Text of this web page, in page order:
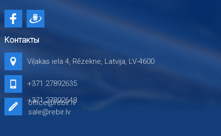
Контакты
Viļakas iela 4, Rēzekne, Latvija, LV-4600
+371 27892635
+371 27892648
office@rebir.lv
sale@rebir.lv